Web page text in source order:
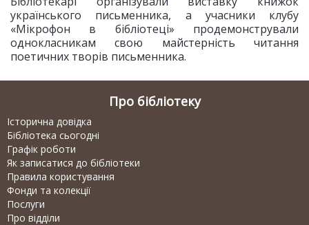
українського письменника, а учасники клубу
«Мікрофон в бібліотеці» продемонстрували
однокласникам свою майстерність читання
поетичних творів письменника.
Про бібліотеку
Історична довідка
Бібліотека сьогодні
Графік роботи
Як записатися до бібліотеки
Правила користування
Фонди та колекції
Послуги
Про відділи